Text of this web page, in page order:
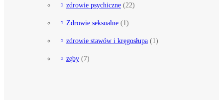
zdrowie psychiczne (22)
Zdrowie seksualne (1)
zdrowie stawów i kręgosłupa (1)
zęby (7)